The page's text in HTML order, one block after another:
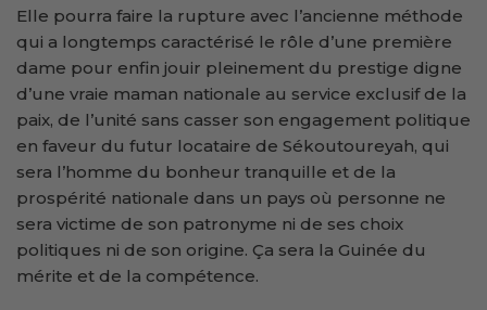
Elle pourra faire la rupture avec l’ancienne méthode
qui a longtemps caractérisé le rôle d’une première
dame pour enfin jouir pleinement du prestige digne
d’une vraie maman nationale au service exclusif de la
paix, de l’unité sans casser son engagement politique
en faveur du futur locataire de Sékoutoureyah, qui
sera l’homme du bonheur tranquille et de la
prospérité nationale dans un pays où personne ne
sera victime de son patronyme ni de ses choix
politiques ni de son origine. Ça sera la Guinée du
mérite et de la compétence.